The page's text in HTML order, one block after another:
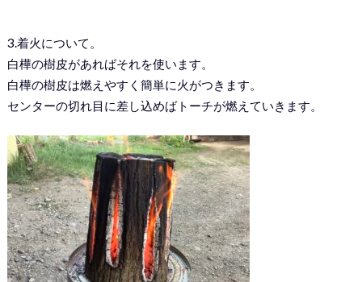
3.着火について。
白樺の樹皮があればそれを使います。
白樺の樹皮は燃えやすく簡単に火がつきます。
センターの切れ目に差し込めばトーチが燃えていきます。